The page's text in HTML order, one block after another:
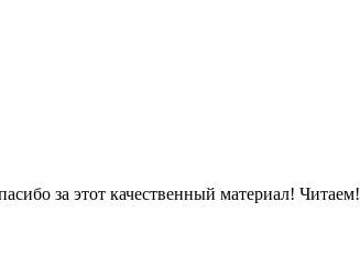
за этот качественный материал! Читаем!